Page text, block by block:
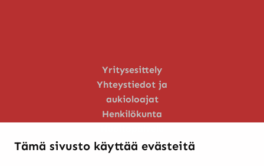
Tämä sivusto käyttää evästeitä
Yritysesittely
Yhteystiedot ja
aukioloajat
Henkilökunta